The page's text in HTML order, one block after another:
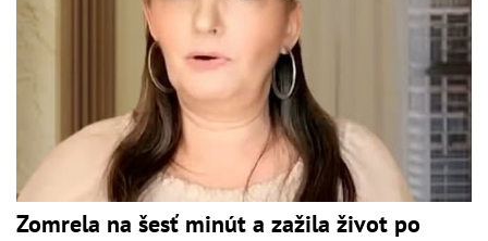
Zomrela na šesť minút a zažila život po